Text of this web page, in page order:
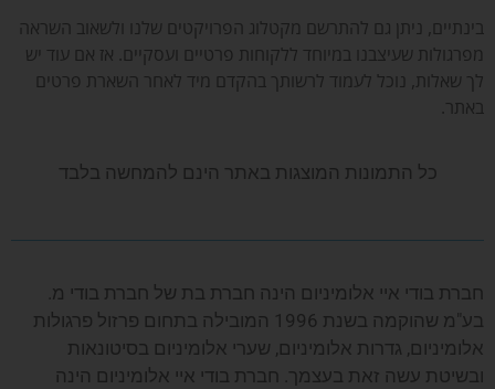
בינתיים, ניתן גם להתרשם מקטלוג הפרויקטים שלנו ולשאוב השראה
מפרגולות שעיצבנו במיוחד ללקוחות פרטיים ועסקיים. אז אם עוד יש
לך שאלות, נוכל לעמוד לרשותך בהקדם מיד לאחר השארת פרטים
באתר.
כל התמונות המוצגות באתר הינם להמחשה בלבד
חברת בודי איי אלומיניום הינה חברת בת של חברת בודי מ.
בע"מ שהוקמה בשנת 1996 המובילה בתחום פרזול פרגולות
אלומיניום, גדרות אלומיניום, שערי אלומיניום בסיטונאות
ובשיטת עשה זאת בעצמך. חברת בודי איי אלומיניום הינה